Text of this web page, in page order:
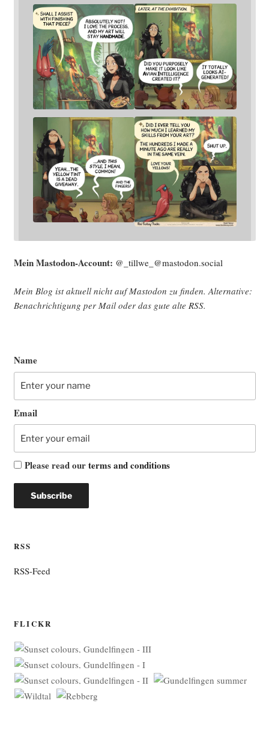
Mein Mast­o­don-Account: @_tillwe_@mastodon.social
Mein Blog ist aktu­ell nicht auf Mast­o­don zu fin­den. Alter­na­ti­ve:
Benach­rich­ti­gung per Mail oder das gute alte RSS.
Name
Email
Please read ourterms and conditions
RSS
RSS-Feed
FLICKR